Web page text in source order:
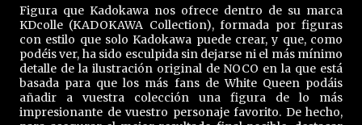
Figura que Kadokawa nos ofrece dentro de su marca
KDcolle (KADOKAWA Collection), formada por figuras
con estilo que solo Kadokawa puede crear, y que, como
podéis ver, ha sido esculpida sin dejarse ni el más mínimo
detalle de la ilustración original de NOCO en la que está
basada para que los más fans de White Queen podáis
añadir a vuestra colección una figura de lo más
impresionante de vuestro personaje favorito. De hecho,